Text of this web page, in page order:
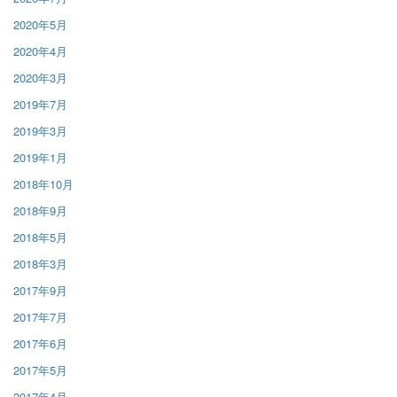
2020年5月
2020年4月
2020年3月
2019年7月
2019年3月
2019年1月
2018年10月
2018年9月
2018年5月
2018年3月
2017年9月
2017年7月
2017年6月
2017年5月